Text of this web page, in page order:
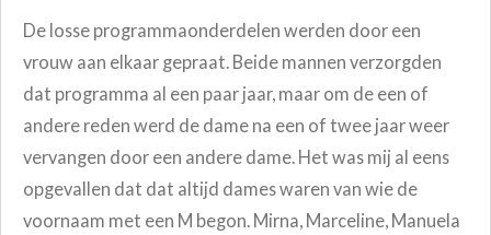
De losse programmaonderdelen werden door een
vrouw aan elkaar gepraat. Beide mannen verzorgden
dat programma al een paar jaar, maar om de een of
andere reden werd de dame na een of twee jaar weer
vervangen door een andere dame. Het was mij al eens
opgevallen dat dat altijd dames waren van wie de
voornaam met een M begon. Mirna, Marceline, Manuela